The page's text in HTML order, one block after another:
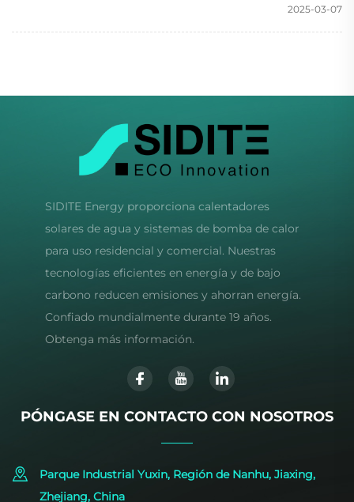
2025-03-07
SIDITE Energy proporciona calentadores
solares de agua y sistemas de bomba de calor
para uso residencial y comercial. Nuestras
tecnologías eficientes en energía y de bajo
carbono reducen emisiones y ahorran energía.
Confiado mundialmente durante 19 años.
Obtenga más información.
PÓNGASE EN CONTACTO CON NOSOTROS
Parque Industrial Yuxin, Región de Nanhu, Jiaxing,
Zhejiang, China